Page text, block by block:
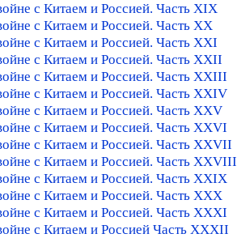
с Китаем и Россией. Часть XIХ
с Китаем и Россией. Часть XХ
с Китаем и Россией. Часть XХI
с Китаем и Россией. Часть XХII
с Китаем и Россией. Часть XХIII
с Китаем и Россией. Часть XХIV
с Китаем и Россией. Часть XХV
с Китаем и Россией. Часть XХVI
с Китаем и Россией. Часть XХVII
с Китаем и Россией. Часть XХVIII
с Китаем и Россией. Часть XХIX
с Китаем и Россией. Часть XХX
с Китаем и Россией. Часть XХXI
с Китаем и Россией Часть XХXII